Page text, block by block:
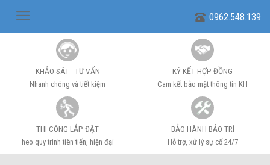
0962.548.139
KHẢO SÁT - TƯ VẤN
Nhanh chóng và tiết kiệm
KÝ KẾT HỢP ĐỒNG
Cam kết bảo mật thông tin KH
THI CÔNG LẮP ĐẶT
heo quy trình tiên tiến, hiện đại
BẢO HÀNH BẢO TRÌ
Hỗ trợ, xử lý sự cố 24/7